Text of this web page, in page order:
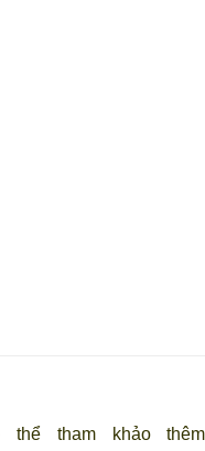
thể tham khảo